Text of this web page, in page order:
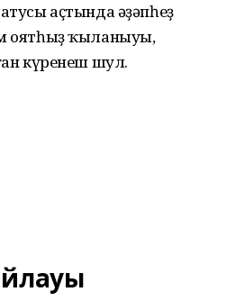
аҫтында әҙәпһеҙ
оятһыҙ ҡыланыуы,
күренеш шул.